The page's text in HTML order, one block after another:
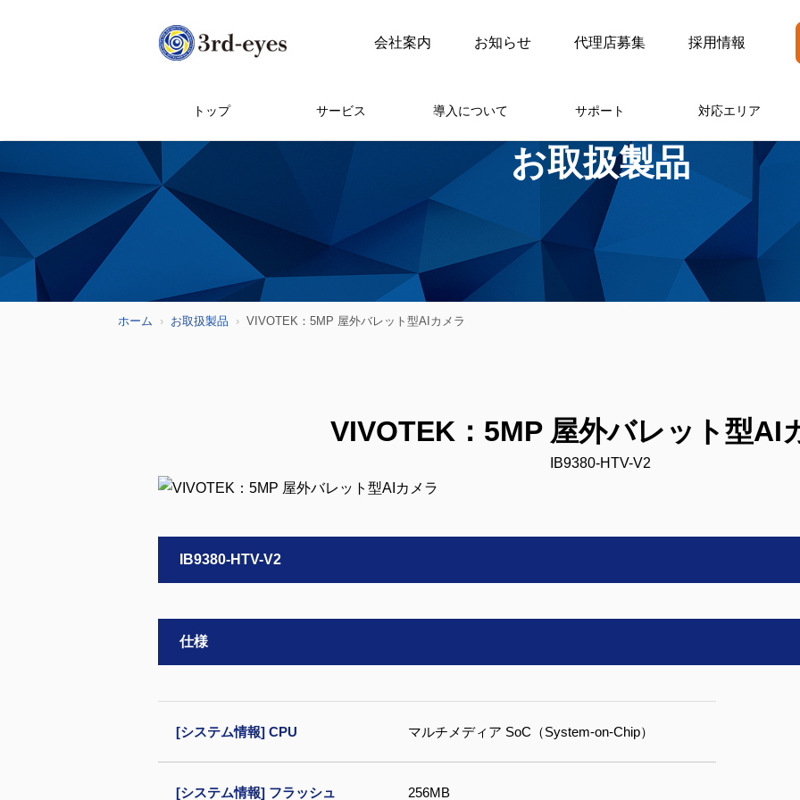
会社案内 お知らせ 代理店募集 採用情報
トップ サービス 導入について サポート 対応エリア
お取扱製品
ホーム お取扱製品 VIVOTEK：5MP 屋外バレット型AIカメラ
VIVOTEK：5MP 屋外バレット型AI
IB9380-HTV-V2
IB9380-HTV-V2
仕様
[システム情報] CPU マルチメディア SoC（System-on-Chip）
[システム情報] フラッシュ 256MB